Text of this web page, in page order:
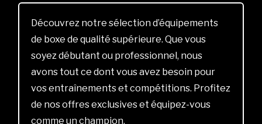
Découvrez notre sélection d’équipements
de boxe de qualité supérieure. Que vous
soyez débutant ou professionnel, nous
avons tout ce dont vous avez besoin pour
vos entraînements et compétitions. Profitez
de nos offres exclusives et équipez-vous
comme un champion.